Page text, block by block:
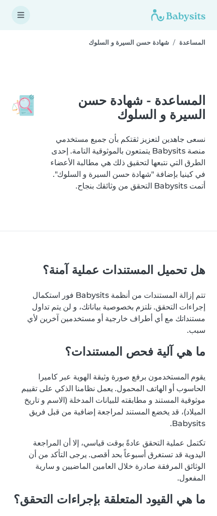
المساعدة شهادة حسن السيرة و السلوك
المساعدة - شهادة حسن
السيرة و السلوك
نسعى جاهدين لتعزيز ثقتكم بأن جميع مستخدمي
منصة Babysits يتمتعون بالموثوقية التامة. إحدى
الطرق التي نتبعها لتحقيق ذلك هي مطالبة الأعضاء
في كينيا بإضافة "شهادة حسن السيرة و السلوك".
أتمت Babysits التحقق من وثائقك بنجاح.
هل تحميل المستندات عملية آمنة؟
تتم إزالة المستندات من أنظمة Babysits فور استكمال
إجراءات التحقق. نلتزم بخصوصية بياناتك، و لن يتم تداول
مستنداتك مع أي أطراف خارجية أو مستخدمين آخرين لأي
سبب.
ما هي آلية فحص المستندات؟
يقوم المستخدمون برفع صورة وثيقة الهوية عبر كاميرا
الحاسوب أو الهاتف المحمول. يعمل نظامنا الذكي على تقييم
موثوقية المستند و مطابقته للبيانات المدخلة (الاسم و تاريخ
الميلاد)، قد يخضع المستند لمراجعة إضافية من قبل فريق
Babysits.
تكتمل عملية التحقق عادةً بوقت قياسي، إلا أن المراجعة
اليدوية قد تستغرق أسبوعاً بحد أقصى. يرجى التأكد من أن
الوثائق المرفقة صادرة خلال العامين الماضيين و سارية
المفعول.
ما هي القيود المتعلقة بإجراءات التحقق؟